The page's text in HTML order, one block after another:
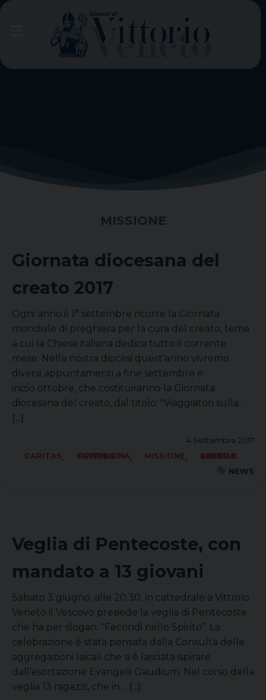
Skip
MISSIONE
Giornata diocesana del
creato 2017
Ogni anno il 1° settembre ricorre la Giornata
mondiale di preghiera per la cura del creato, tema
a cui la Chiesa italiana dedica tutto il corrente
mese. Nella nostra diocesi quest'anno vivremo
diversi appuntamenti a fine settembre e
inizio ottobre, che costituiranno la Giornata
diocesana del creato, dal titolo: "Viaggiatori sulla…
[...]
4 Settembre 2017
CARITAS, FORANIA OPITERGINA, MISSIONE,
SOCIALE LAVORO PACE
NEWS
Veglia di Pentecoste, con
mandato a 13 giovani
Sabato 3 giugno, alle 20.30, in cattedrale a Vittorio
Veneto il Vescovo presiede la veglia di Pentecoste
che ha per slogan: “Fecondi nello Spirito”. La
celebrazione è stata pensata dalla Consulta delle
aggregazioni laicali che si è lasciata ispirare
dall’esortazione Evangelii Gaudium. Nel corso della
veglia 13 ragazzi, che in… [...]